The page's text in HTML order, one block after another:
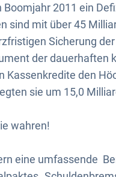
2011 ein
sind mit über 45
Sicherung
der dauerhaften
Kassenkredite den
sie um 15,0
wahren!
eine umfassende